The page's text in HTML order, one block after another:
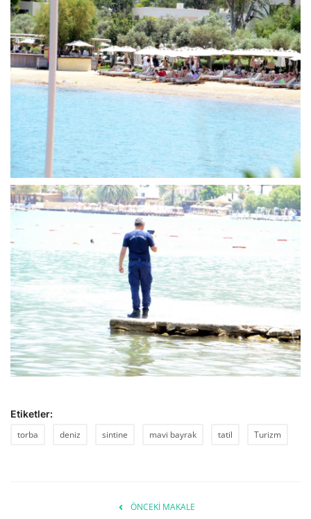
Etiketler:
torba
deniz sintine mavi bayrak tatil Turizm
ÖNCEKI MAKALE